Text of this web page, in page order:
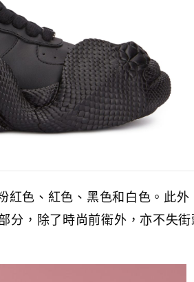
紅色、紅色、黑色和白色。此外
分，除了時尚前衛外，亦不失